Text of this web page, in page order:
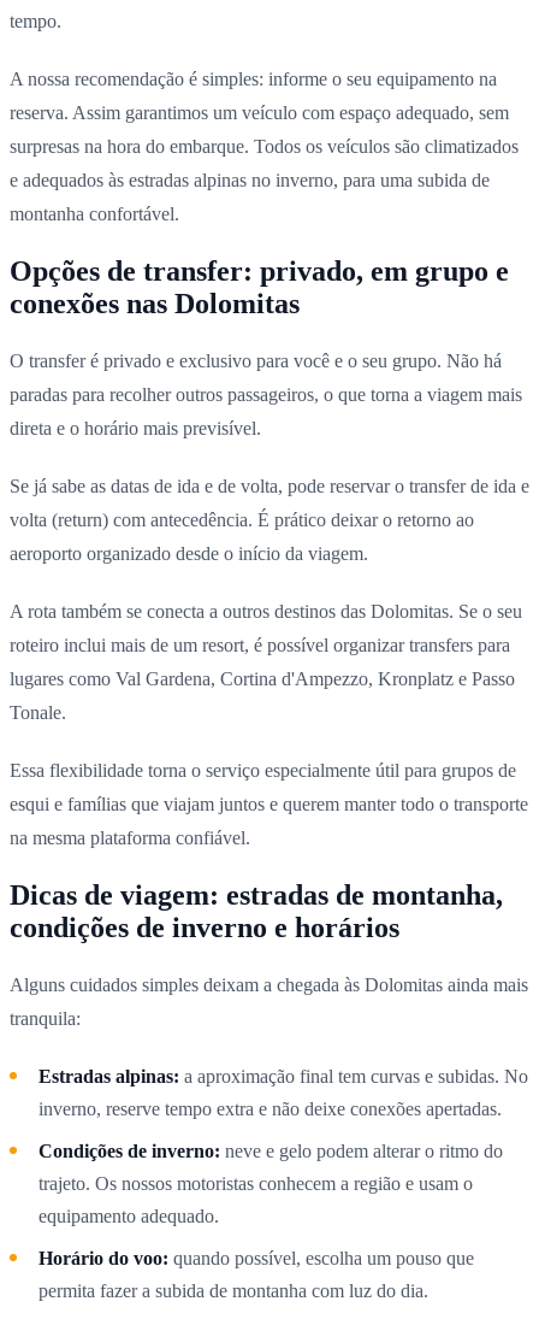
tempo.
A nossa recomendação é simples: informe o seu equipamento na
reserva. Assim garantimos um veículo com espaço adequado, sem
surpresas na hora do embarque. Todos os veículos são climatizados
e adequados às estradas alpinas no inverno, para uma subida de
montanha confortável.
Opções de transfer: privado, em grupo e
conexões nas Dolomitas
O transfer é privado e exclusivo para você e o seu grupo. Não há
paradas para recolher outros passageiros, o que torna a viagem mais
direta e o horário mais previsível.
Se já sabe as datas de ida e de volta, pode reservar o transfer de ida e
volta (return) com antecedência. É prático deixar o retorno ao
aeroporto organizado desde o início da viagem.
A rota também se conecta a outros destinos das Dolomitas. Se o seu
roteiro inclui mais de um resort, é possível organizar transfers para
lugares como Val Gardena, Cortina d'Ampezzo, Kronplatz e Passo
Tonale.
Essa flexibilidade torna o serviço especialmente útil para grupos de
esqui e famílias que viajam juntos e querem manter todo o transporte
na mesma plataforma confiável.
Dicas de viagem: estradas de montanha,
condições de inverno e horários
Alguns cuidados simples deixam a chegada às Dolomitas ainda mais
tranquila:
Estradas alpinas: a aproximação final tem curvas e subidas. No
inverno, reserve tempo extra e não deixe conexões apertadas.
Condições de inverno: neve e gelo podem alterar o ritmo do
trajeto. Os nossos motoristas conhecem a região e usam o
equipamento adequado.
Horário do voo: quando possível, escolha um pouso que
permita fazer a subida de montanha com luz do dia.